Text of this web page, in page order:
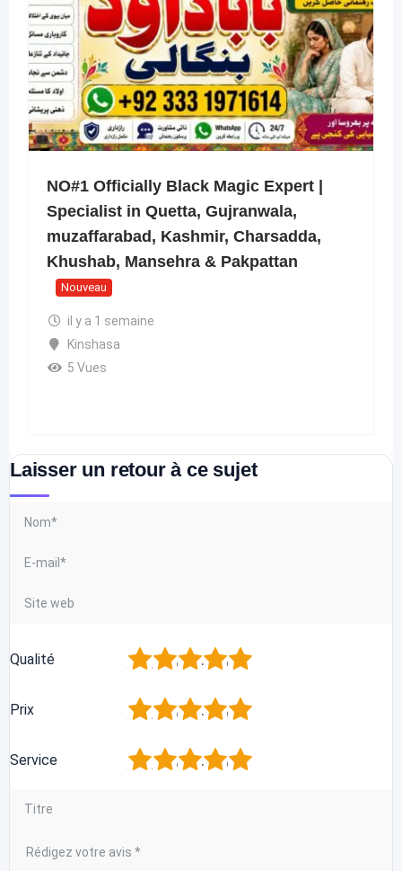
NO#1 Officially Black Magic Expert |
Specialist in Quetta, Gujranwala,
muzaffarabad, Kashmir, Charsadda,
Khushab, Mansehra & Pakpattan
Nouveau
il y a 1 semaine
Kinshasa
5 Vues
Laisser un retour à ce sujet
Qualité 5
4
3
2
Prix 5
4
3
2
Service 5
4
3
2